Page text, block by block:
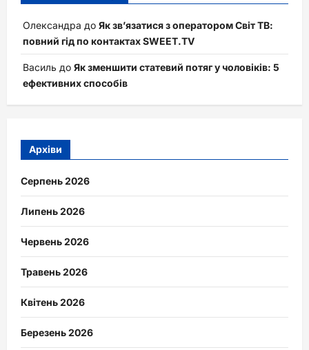
Олександра до Як зв’язатися з оператором Світ ТВ:
повний гід по контактах SWEET.TV
Василь до Як зменшити статевий потяг у чоловіків: 5
ефективних способів
Архіви
Серпень 2026
Липень 2026
Червень 2026
Травень 2026
Квітень 2026
Березень 2026